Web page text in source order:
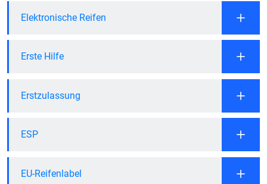
Elektronische Reifen
Erste Hilfe
Erstzulassung
ESP
EU-Reifenlabel